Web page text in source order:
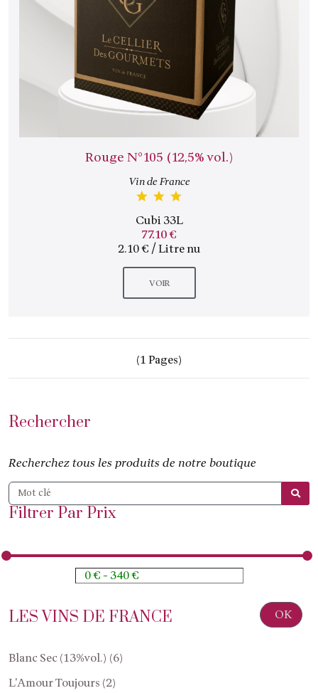
Rouge N°105 (12,5% vol.)
Vin de France
Cubi 33L
77.10 €
2.10 € / Litre nu
VOIR
(1 Pages)
Rechercher
Recherchez tous les produits de notre boutique
Filtrer Par Prix
OK
LES VINS DE FRANCE
Blanc Sec (13%vol.) (6)
L'Amour Toujours (2)